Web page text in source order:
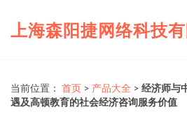
上海森阳捷网络科技
当前位置： 首页 > 产品大全 > 经济师与
遇及高顿教育的社会经济咨询服务价值